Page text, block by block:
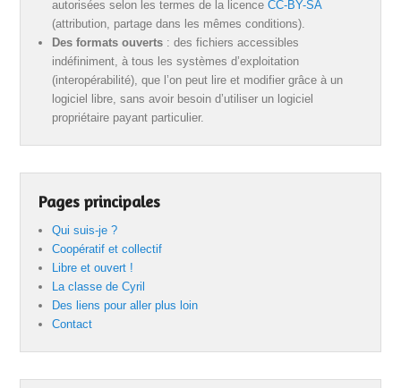
autorisées selon les termes de la licenceCC-BY-SA
(attribution, partage dans les mêmes conditions).
Des formats ouverts : des fichiers accessibles
indéfiniment, à tous les systèmes d’exploitation
(interopérabilité), que l’on peut lire et modifier grâce à un
logiciel libre, sans avoir besoin d’utiliser un logiciel
propriétaire payant particulier.
Pages principales
Qui suis-je ?
Coopératif et collectif
Libre et ouvert !
La classe de Cyril
Des liens pour aller plus loin
Contact